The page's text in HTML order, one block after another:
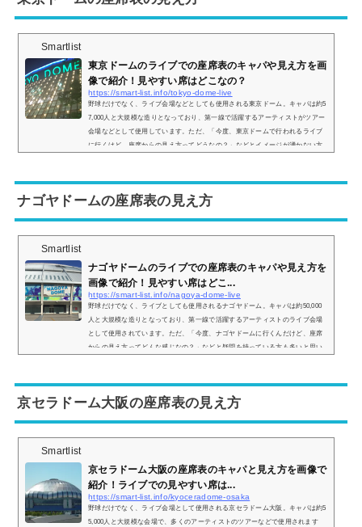
Smartlist
東京ドームのライブでの座席表のキャパや見え方を画
像で紹介！見やすい席はどこなの？
https://smart-list.info/tokyo-dome-live
野球だけでなく、ライブ会場などとしても使用される東京ドーム。キャパは約5
7,000人と大規模な造りとなっており、第一線で活躍するアーティストがツアー
会場などとして使用しています。ただ、「今度、東京ドームで行われるライブ
に行くけど、座席からの見え方ってどうなの？」などとイメージが湧かない方
た。東京ドームのライブでの座席表とキャパは？東京ドームのライブ時の座席
表の...
ナゴヤドームの座席表の見え方
Smartlist
ナゴヤドームのライブでの座席表のキャパや見え方を
画像で紹介！見やすい席はどこ...
https://smart-list.info/nagoya-dome-live
野球だけでなく、ライブとしても使用されるナゴヤドーム。キャパは約50,000
人と大規模な造りとなっており、第一線で活躍するアーティストのライブ会場
として使用されています。ただ、「今度、ナゴヤドームに行くんだけど、座席
からの見え方ってどんな感じなの？」などと疑問を持っている方も多いと思い
イブの時の座席表とキャパは？ナゴヤドームのライブ時の座席表の画像は以下
の通り...
京セラドーム大阪の座席表の見え方
Smartlist
京セラドーム大阪の座席表のキャパと見え方を画像で
紹介！ライブでの見やすい席は...
https://smart-list.info/kyoceradome-osaka
野球だけでなく、ライブ会場として使用される京セラドーム大阪。キャパは約5
5,000人と大規模な会場で、多くのアーティストのツアーなどで使用されます